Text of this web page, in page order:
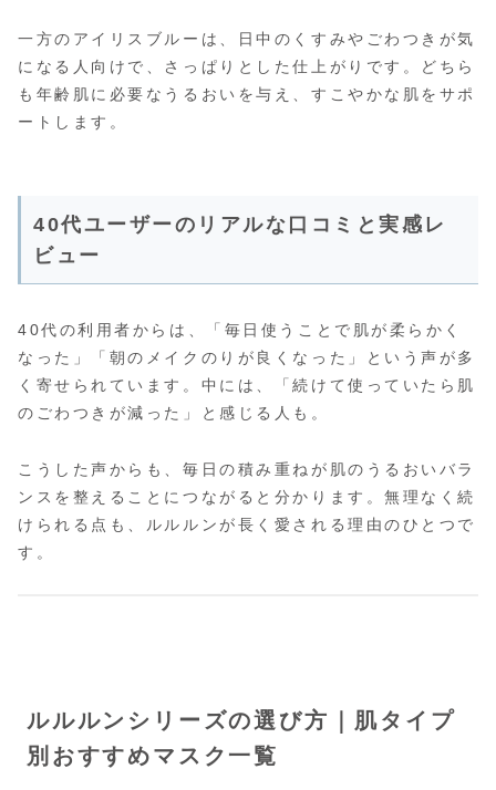
一方のアイリスブルーは、日中のくすみやごわつきが気
になる人向けで、さっぱりとした仕上がりです。どちら
も年齢肌に必要なうるおいを与え、すこやかな肌をサポ
ートします。
40代ユーザーのリアルな口コミと実感レ
ビュー
40代の利用者からは、「毎日使うことで肌が柔らかく
なった」「朝のメイクのりが良くなった」という声が多
く寄せられています。中には、「続けて使っていたら肌
のごわつきが減った」と感じる人も。
こうした声からも、毎日の積み重ねが肌のうるおいバラ
ンスを整えることにつながると分かります。無理なく続
けられる点も、ルルルンが長く愛される理由のひとつで
す。
ルルルンシリーズの選び方｜肌タイプ
別おすすめマスク一覧